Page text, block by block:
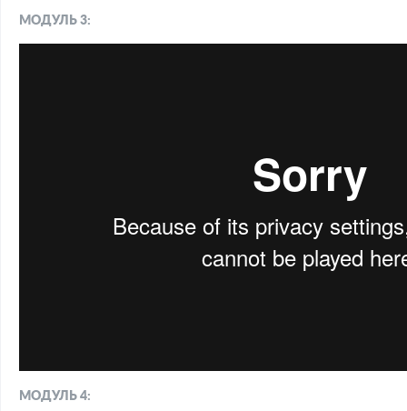
МОДУЛЬ 3:
МОДУЛЬ 4: